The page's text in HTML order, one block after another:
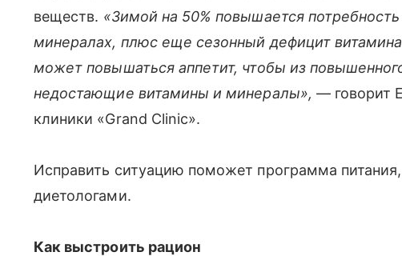
веществ. «Зимой на 50% повышается
минералах, плюс еще сезонный дефицит
может повышаться аппетит, чтобы из
недостающие витамины и минералы», — говорит
клиники «Grand Clinic».
Исправить ситуацию поможет программа
диетологами.
Как выстроить рацион